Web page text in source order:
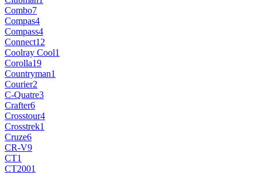
Combo7
Compas4
Compass4
Connect12
Coolray Cool1
Corolla19
Countryman1
Courier2
C-Quatre3
Crafter6
Crosstour4
Crosstrek1
Cruze6
CR-V9
CT1
CT2001